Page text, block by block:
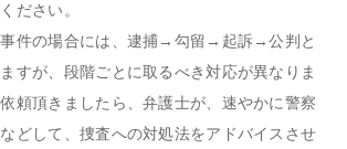
ださい。
件の場合には、逮捕→勾留→起訴→公判と
すが、段階ごとに取るべき対応が異なりま
頼頂きましたら、弁護士が、速やかに警察
どして、捜査への対処法をアドバイスさせ